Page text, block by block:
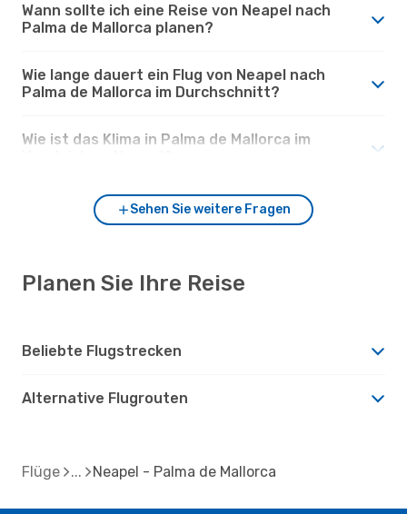
Wann sollte ich eine Reise von Neapel nach
Palma de Mallorca planen?
Wie lange dauert ein Flug von Neapel nach
Palma de Mallorca im Durchschnitt?
Wie ist das Klima in Palma de Mallorca im
Sehen Sie weitere Fragen
Planen Sie Ihre Reise
Beliebte Flugstrecken
Alternative Flugrouten
Flüge Neapel - Palma de Mallorca